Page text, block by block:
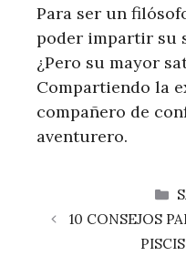
Para ser un
poder impartir su
¿Pero su mayor
Compartiendo la
compañero de
aventurero.
10 CONSEJOS